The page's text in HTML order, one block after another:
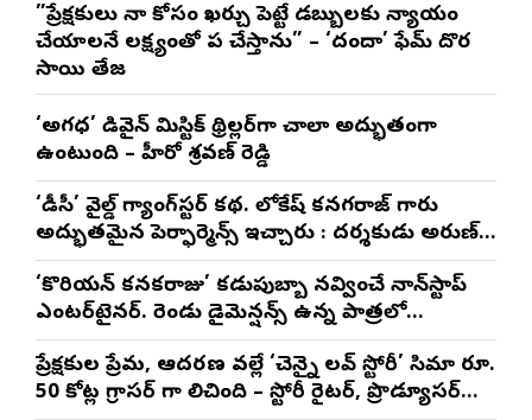
”ప్రేక్షకులు నా కోసం ఖర్చు పెట్టే డబ్బులకు న్యాయం
చేయాలనే లక్ష్యంతో పని చేస్తాను” – ‘దందా’ ఫేమ్ దొర
సాయి తేజ
‘అగధ’ డివైన్ మిస్టిక్ థ్రిల్లర్‌గా చాలా అద్భుతంగా
ఉంటుంది – హీరో శ్రవణ్ రెడ్డి
‘డీసీ’ వైల్డ్ గ్యాంగ్‌స్టర్ కథ. లోకేష్ కనగరాజ్ గారు
అద్భుతమైన పెర్ఫార్మెన్స్ ఇచ్చారు : దర్శకుడు అరుణ్
మాథేశ్వరన్
‘కొరియన్ కనకరాజు’ కడుపుబ్బా నవ్వించే నాన్‌స్టాప్
ఎంటర్‌టైనర్. రెండు డైమెన్షన్స్ ఉన్న పాత్రలో
నటించడం చాలా సంతృప్తినిచ్చింది : వరుణ్ తేజ్
ప్రేక్షకుల ప్రేమ, ఆదరణ వల్లే ‘చెన్నై లవ్ స్టోరీ’ సినిమా రూ.
50 కోట్ల గ్రాసర్ గా నిలిచింది – స్టోరీ రైటర్, ప్రొడ్యూసర్